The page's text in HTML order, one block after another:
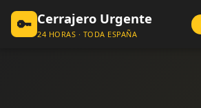
🔑 Cerrajero Urgente
24 HORAS · TODA ESPAÑA